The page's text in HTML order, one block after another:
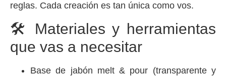
reglas. Cada creación es tan única como vos.
🛠️ Materiales y herramientas
que vas a necesitar
Base de jabón melt & pour (transparente y